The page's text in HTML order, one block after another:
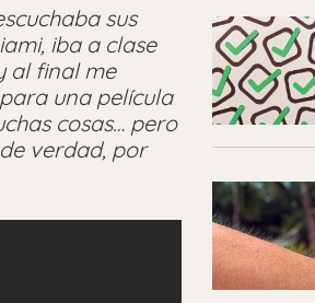
sus
iba a clase
al final me
una película
cosas… pero
verdad, por